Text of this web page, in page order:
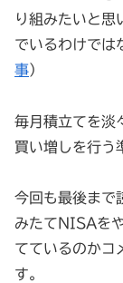
り組みたいと思
でいるわけでは
事）
毎月積立てを淡
買い増しを行う
今回も最後まで
みたてNISAを
てているのかコ
す。